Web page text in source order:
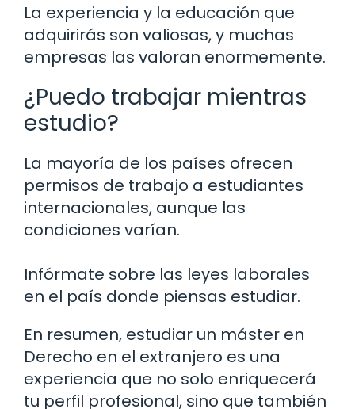
La experiencia y la educación que
adquirirás son valiosas, y muchas
empresas las valoran enormemente.
¿Puedo trabajar mientras
estudio?
La mayoría de los países ofrecen
permisos de trabajo a estudiantes
internacionales, aunque las
condiciones varían.
Infórmate sobre las leyes laborales
en el país donde piensas estudiar.
En resumen, estudiar un máster en
Derecho en el extranjero es una
experiencia que no solo enriquecerá
tu perfil profesional, sino que también